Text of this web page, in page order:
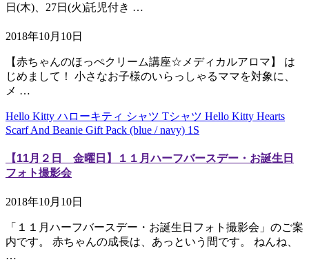
日(木)、27日(火)託児付き …
2018年10月10日
【赤ちゃんのほっぺクリーム講座☆メディカルアロマ】 は
じめまして！ 小さなお子様のいらっしゃるママを対象に、
メ …
Hello Kitty ハローキティ シャツ Tシャツ Hello Kitty Hearts
Scarf And Beanie Gift Pack (blue / navy) 1S
【11月２日 金曜日】１１月ハーフバースデー・お誕生日
フォト撮影会
2018年10月10日
「１１月ハーフバースデー・お誕生日フォト撮影会」のご案
内です。 赤ちゃんの成長は、あっという間です。 ねんね、
…